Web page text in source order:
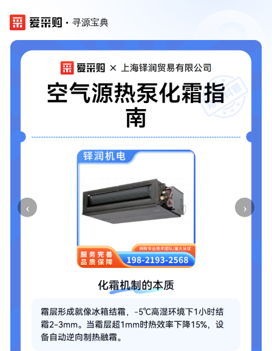
寻源宝典
‹ ›